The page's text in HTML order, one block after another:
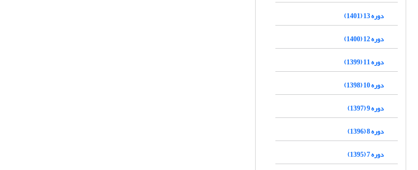
دوره 13 (1401)
دوره 12 (1400)
دوره 11 (1399)
دوره 10 (1398)
دوره 9 (1397)
دوره 8 (1396)
دوره 7 (1395)